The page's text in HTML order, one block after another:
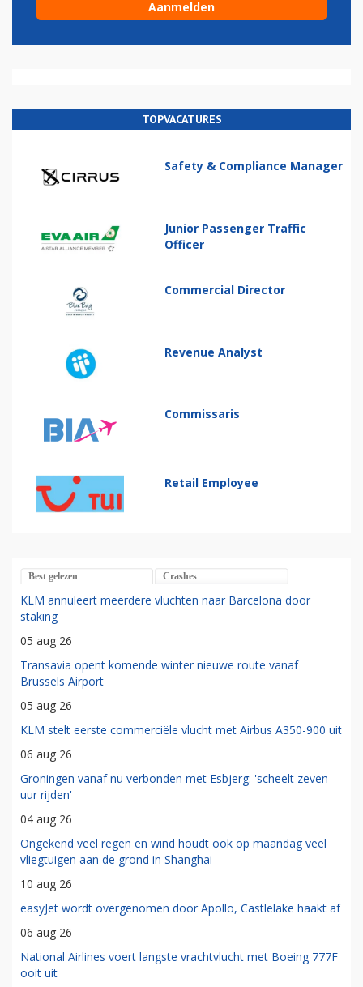
TOPVACATURES
Safety & Compliance Manager
Junior Passenger Traffic
Officer
Commercial Director
Revenue Analyst
Commissaris
Retail Employee
Best gelezen Crashes
KLM annuleert meerdere vluchten naar Barcelona door
staking
05 aug 26
Transavia opent komende winter nieuwe route vanaf
Brussels Airport
05 aug 26
KLM stelt eerste commerciële vlucht met Airbus A350-900 uit
06 aug 26
Groningen vanaf nu verbonden met Esbjerg: 'scheelt zeven
uur rijden'
04 aug 26
Ongekend veel regen en wind houdt ook op maandag veel
vliegtuigen aan de grond in Shanghai
10 aug 26
easyJet wordt overgenomen door Apollo, Castlelake haakt af
06 aug 26
National Airlines voert langste vrachtvlucht met Boeing 777F
ooit uit